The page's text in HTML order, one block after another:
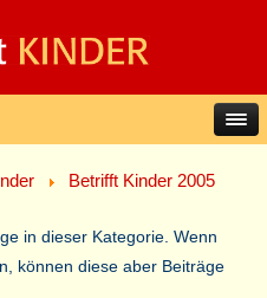
Betrifft Kinder 2005
in dieser Kategorie. Wenn
können diese aber Beiträge